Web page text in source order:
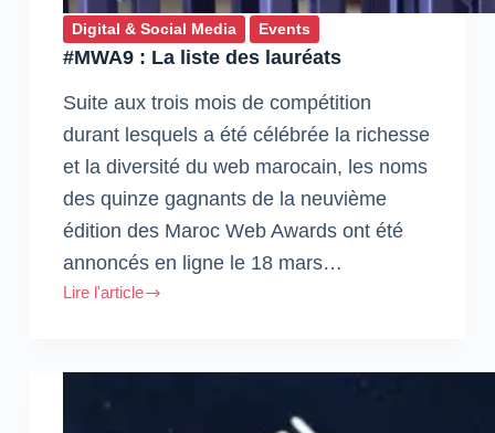
Digital & Social Media Events
#MWA9 : La liste des lauréats
Suite aux trois mois de compétition
durant lesquels a été célébrée la richesse
et la diversité du web marocain, les noms
des quinze gagnants de la neuvième
édition des Maroc Web Awards ont été
annoncés en ligne le 18 mars…
Lire l'article
#MWA9